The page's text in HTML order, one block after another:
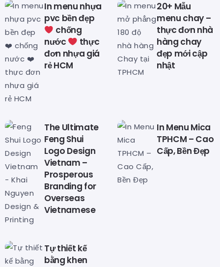
In menu nhựa
pvc bền đẹp
chống
nước
thực
đơn nhựa giá
rẻ HCM
20+ Mẫu
menu chay –
thực đơn nhà
hàng chay
đẹp mới cập
nhật
The Ultimate
Feng Shui
Logo Design
Vietnam –
Prosperous
Branding for
Overseas
Vietnamese
In Menu Mica
TPHCM – Cao
Cấp, Bền Đẹp
Tự thiết kế
bằng khen